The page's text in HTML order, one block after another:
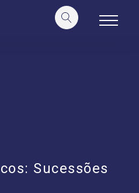
Sucessões